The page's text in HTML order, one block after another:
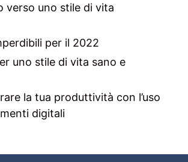
verso uno stile di vita
per il 2022
uno stile di vita sano e
la tua produttività con l’uso
digitali